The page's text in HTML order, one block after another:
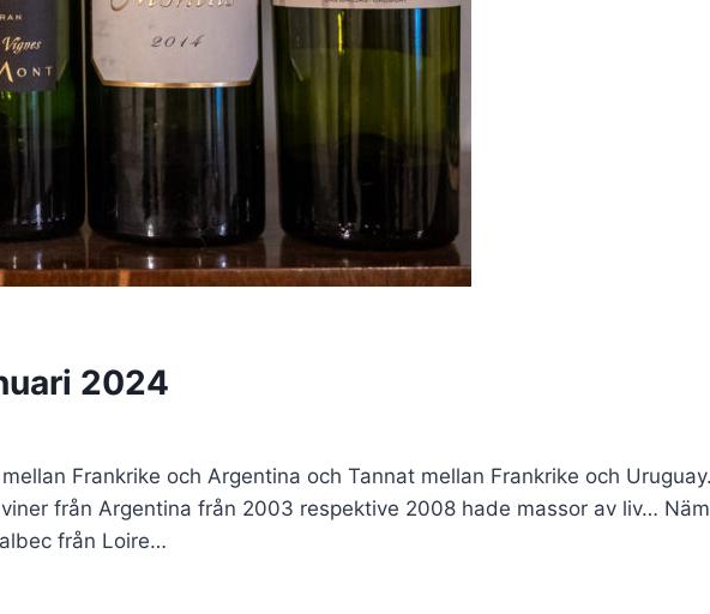
2024
Frankrike och Argentina och Tannat mellan Frankrike och
från Argentina från 2003 respektive 2008 hade massor av liv…
från Loire…